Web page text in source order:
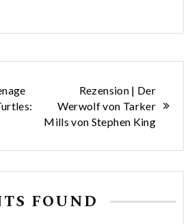
Rezension | Der
Werwolf von Tarker
Mills von Stephen King
FOUND